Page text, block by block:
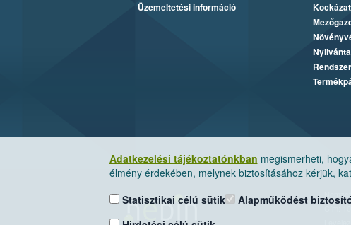
Adatkezelési tájékoztatónkban megismerheti,
élmény érdekében, melynek biztosításához kérjük,
Statisztikai célú sütik
Alapműködést
Üzemeltetési információ